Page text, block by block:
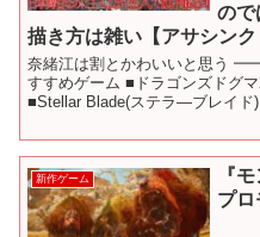
ので
描き方は雑い【アサシンク
奈緒江は割とかわいいと
すすめゲーム ■ドラゴンズドグ
■Stellar Blade(ステラ―ブレイド
新作ゲーム
『
プ